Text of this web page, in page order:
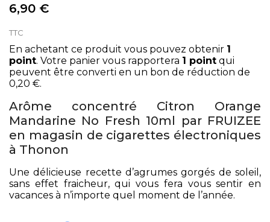
6,90 €
TTC
En achetant ce produit vous pouvez obtenir 1
point. Votre panier vous rapportera 1 point qui
peuvent être converti en un bon de réduction de
0,20 €.
Arôme concentré Citron Orange
Mandarine No Fresh 10ml par FRUIZEE
en magasin de cigarettes électroniques
à Thonon
Une délicieuse recette d’agrumes gorgés de soleil,
sans effet fraicheur, qui vous fera vous sentir en
vacances à n’importe quel moment de l’année.